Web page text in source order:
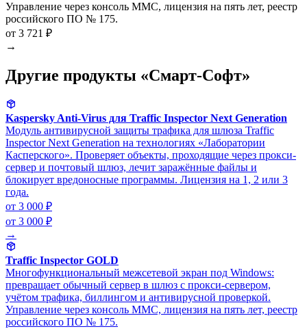
Управление через консоль MMC, лицензия на пять лет, реестр
российского ПО № 175.
от 3 721 ₽
→
Другие продукты «Смарт-Софт»
Kaspersky Anti-Virus для Traffic Inspector Next Generation
Модуль антивирусной защиты трафика для шлюза Traffic
Inspector Next Generation на технологиях «Лаборатории
Касперского». Проверяет объекты, проходящие через прокси-
сервер и почтовый шлюз, лечит заражённые файлы и
блокирует вредоносные программы. Лицензия на 1, 2 или 3
года.
от 3 000 ₽
от 3 000 ₽
→
Traffic Inspector GOLD
Многофункциональный межсетевой экран под Windows:
превращает обычный сервер в шлюз с прокси-сервером,
учётом трафика, биллингом и антивирусной проверкой.
Управление через консоль MMC, лицензия на пять лет, реестр
российского ПО № 175.